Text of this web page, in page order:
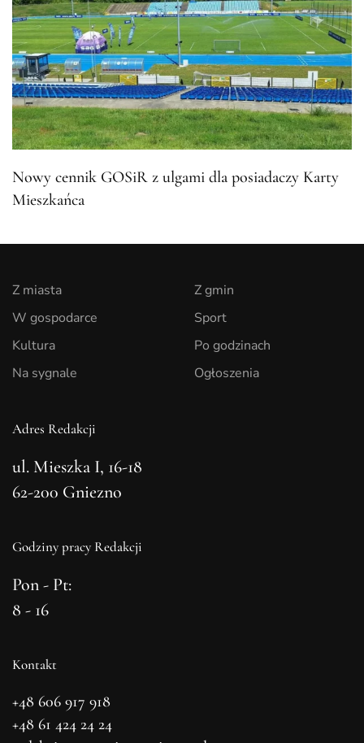
Nowy cennik GOSiR z ulgami dla posiadaczy Karty
Mieszkańca
Z miasta
W gospodarce
Kultura
Na sygnale
Z gmin
Sport
Po godzinach
Ogłoszenia
Adres Redakcji
ul. Mieszka I, 16-18
62-200 Gniezno
Godziny pracy Redakcji
Pon - Pt:
8 - 16
Kontakt
+48 606 917 918
+48 61 424 24 24